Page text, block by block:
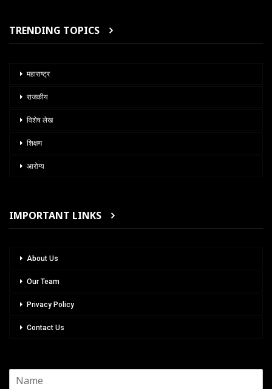
TRENDING TOPICS
महाराष्ट्र
राजकीय
विशेष लेख
शिक्षण
आरोग्य
IMPORTANT LINKS
About Us
Our Team
Privacy Policy
Contact Us